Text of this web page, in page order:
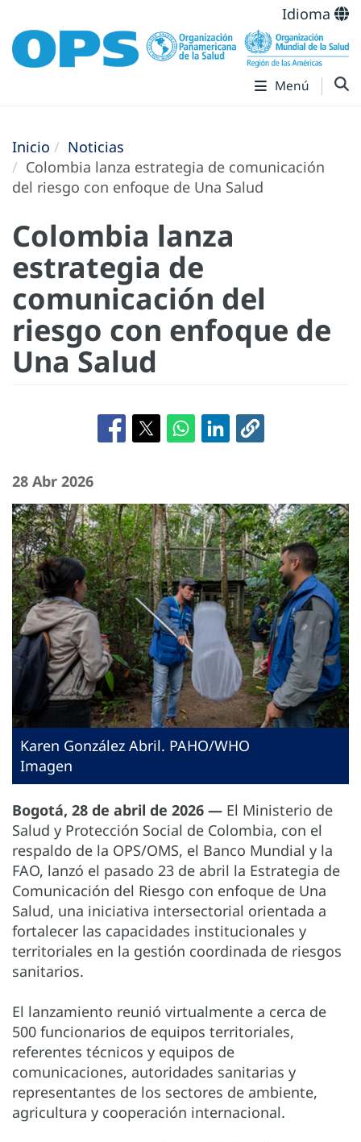
Idioma
Menú
Inicio
Noticias
Colombia lanza estrategia de comunicación
del riesgo con enfoque de Una Salud
Colombia lanza
estrategia de
comunicación del
riesgo con enfoque de
Una Salud
28 Abr 2026
Karen González Abril. PAHO/WHO
Imagen
Bogotá, 28 de abril de 2026 — El Ministerio de
Salud y Protección Social de Colombia, con el
respaldo de la OPS/OMS, el Banco Mundial y la
FAO, lanzó el pasado 23 de abril la Estrategia de
Comunicación del Riesgo con enfoque de Una
Salud, una iniciativa intersectorial orientada a
fortalecer las capacidades institucionales y
territoriales en la gestión coordinada de riesgos
sanitarios.
El lanzamiento reunió virtualmente a cerca de
500 funcionarios de equipos territoriales,
referentes técnicos y equipos de
comunicaciones, autoridades sanitarias y
representantes de los sectores de ambiente,
agricultura y cooperación internacional.